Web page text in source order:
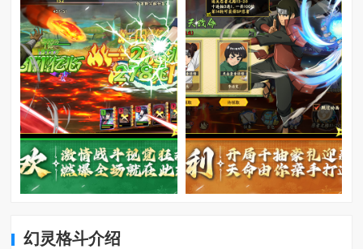
幻灵格斗介绍